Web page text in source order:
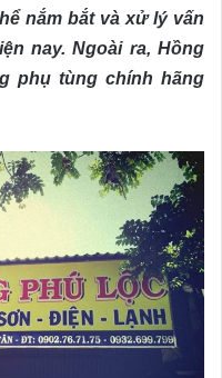
nắm bắt và xử lý vấn
nay. Ngoài ra, Hồng
phụ tùng chính hãng